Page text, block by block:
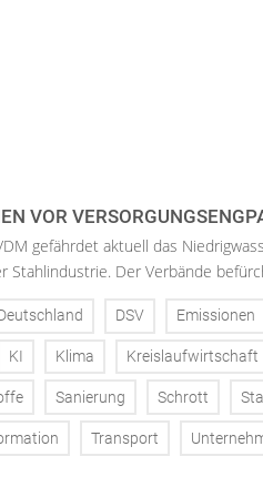
VOR
gefährdet aktuell das
Stahlindustrie. Der Verbände
DSV Emissionen
KI Klima Kreislaufwirtschaft
Sanierung Schrott
Transport